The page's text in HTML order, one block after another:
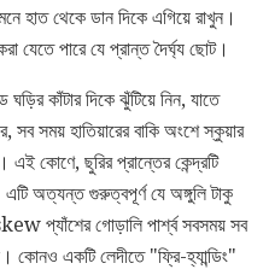
হাত থেকে ডান দিকে এগিয়ে রাখুন।
যেতে পারে যে প্রান্ত দৈর্ঘ্য ছোট।
কাঁটার দিকে ঝুঁটিয়ে নিন, যাতে
সব সময় হাতিয়ারের বাকি অংশে স্কুয়ার
এই কোণে, ছুরির প্রান্তের কেন্দ্রটি
অত্যন্ত গুরুত্বপূর্ণ যে অঙ্গুলি টাকু
প্যাঁশের গোড়ালি পার্শ্ব সবসময় সব
কোনও একটি লেদীতে "ফ্রি-হ্যান্ডিং"